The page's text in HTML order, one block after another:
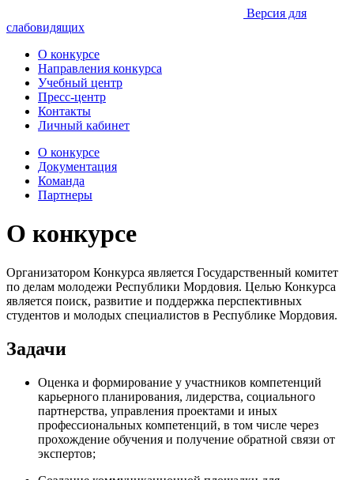
Версия для
слабовидящих
О конкурсе
Направления конкурса
Учебный центр
Пресс-центр
Контакты
Личный кабинет
О конкурсе
Документация
Команда
Партнеры
О конкурсе
Организатором Конкурса является Государственный комитет
по делам молодежи Республики Мордовия. Целью Конкурса
является поиск, развитие и поддержка перспективных
студентов и молодых специалистов в Республике Мордовия.
Задачи
Оценка и формирование у участников компетенций
карьерного планирования, лидерства, социального
партнерства, управления проектами и иных
профессиональных компетенций, в том числе через
прохождение обучения и получение обратной связи от
экспертов;